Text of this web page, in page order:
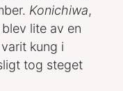
Konichiwa,
lite av en
kung i
tog steget